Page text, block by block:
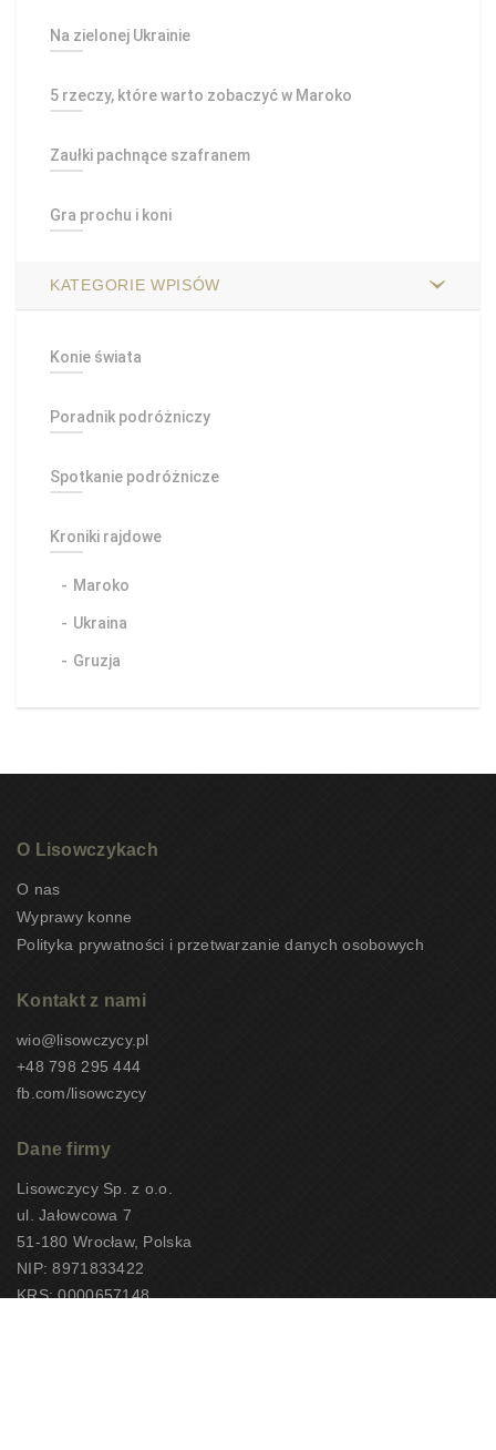
Na zielonej Ukrainie
5 rzeczy, które warto zobaczyć w Maroko
Zaułki pachnące szafranem
Gra prochu i koni
KATEGORIE WPISÓW
Konie świata
Poradnik podróżniczy
Spotkanie podróżnicze
Kroniki rajdowe
Maroko
Ukraina
Gruzja
O Lisowczykach
O nas
Wyprawy konne
Polityka prywatności i przetwarzanie danych osobowych
Kontakt z nami
wio@lisowczycy.pl
+48 798 295 444
fb.com/lisowczycy
Dane firmy
Lisowczycy Sp. z o.o.
ul. Jałowcowa 7
51-180 Wrocław, Polska
NIP: 8971833422
KRS: 0000657148